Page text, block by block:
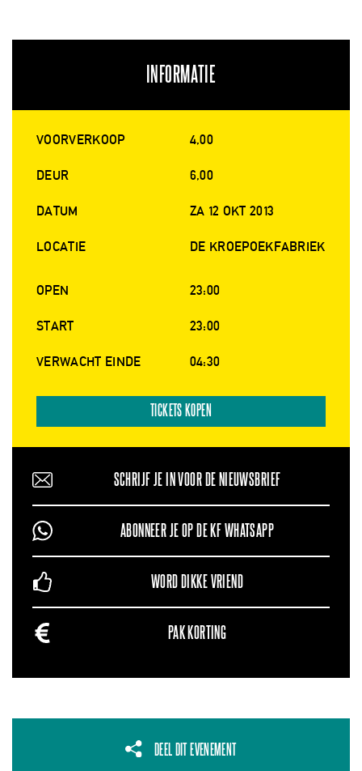
INFORMATIE
VOORVERKOOP 4,00
DEUR 6,00
DATUM ZA 12 OKT 2013
LOCATIE DE KROEPOEKFABRIEK
OPEN 23:00
START 23:00
VERWACHT EINDE 04:30
TICKETS KOPEN
SCHRIJF JE IN VOOR DE NIEUWSBRIEF
ABONNEER JE OP DE KF WHATSAPP
WORD DIKKE VRIEND
PAK KORTING
DEEL DIT EVENEMENT